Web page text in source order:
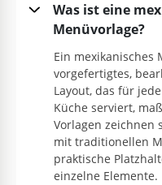
Google Slides
Was ist eine
Menüvorlage?
Ein mexikanisches
vorgefertigtes,
Layout, das für
Küche serviert,
Vorlagen zeichnen
mit traditionellen
praktische
einzelne Elemente.